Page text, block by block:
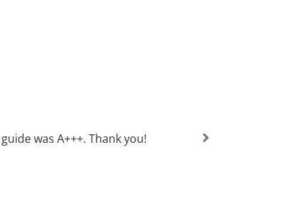
was A+++. Thank you!